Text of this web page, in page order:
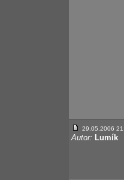
29.05.2006
Autor: Lumík